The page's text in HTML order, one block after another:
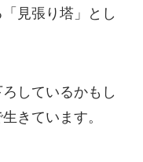
見張り塔」とし
しているかもし
きています。